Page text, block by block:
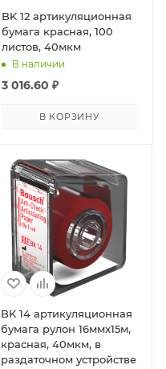
BK 12 артикуляционная
бумага красная, 100
листов, 40мкм
В наличии
3 016.60 ₽
В КОРЗИНУ
BK 14 артикуляционная
бумага рулон 16ммх15м,
красная, 40мкм, в
раздаточном устройстве